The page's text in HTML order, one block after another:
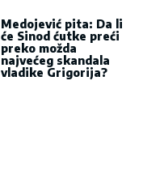
Medojević pita: Da li
će Sinod ćutke preći
preko možda
najvećeg skandala
vladike Grigorija?